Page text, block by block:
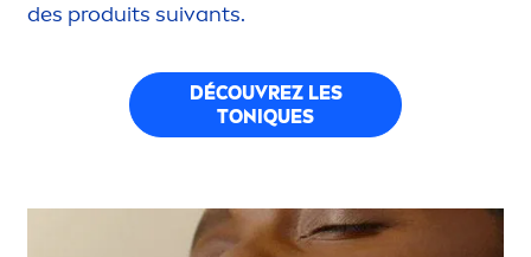
des produits suivants.
DÉCOUVREZ LES
TONIQUES